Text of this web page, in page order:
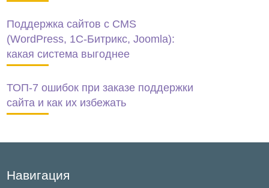
Поддержка сайтов с CMS
(WordPress, 1C-Битрикс, Joomla):
какая система выгоднее
ТОП-7 ошибок при заказе поддержки
сайта и как их избежать
Навигация